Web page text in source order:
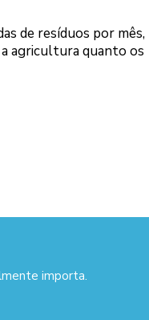
de resíduos por mês,
agricultura quanto os
importa.